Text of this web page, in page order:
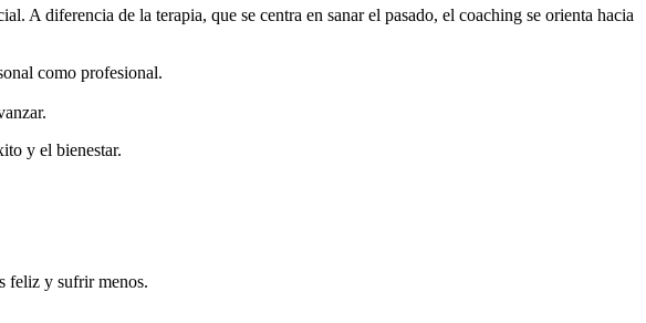
A diferencia de la terapia, que se centra en sanar el pasado, el coaching se orienta hacia
como profesional.
y el bienestar.
feliz y sufrir menos.